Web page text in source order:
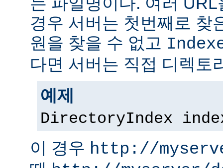
경우 서버는 첫번째로 찾
원을 찾을 수 없고
다면 서버는 직접 디렉토
예제
DirectoryIndex
이 경우 http://